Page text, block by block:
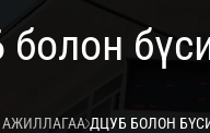
ДЦУБ БОЛОН